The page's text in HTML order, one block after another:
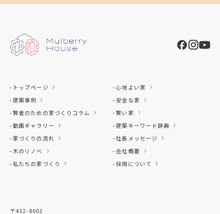
トップページ
建築事例
賢者のための家づくりコラム
動画ギャラリー
家づくりの流れ
木のリノベ
私たちの家づくり
心地よい家
安全な家
賢い家
建築キーワード辞典
社長メッセージ
会社概要
採用について
〒432-8002